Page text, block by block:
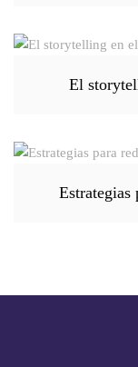
El
Estrategias